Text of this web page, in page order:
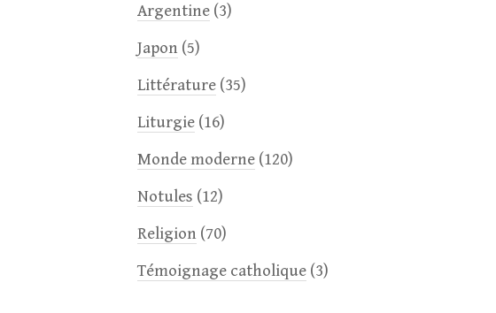
Argentine(3)
Japon (5)
Littérature(35)
Liturgie(16)
Monde moderne(120)
Notules (12)
Religion (70)
Témoignage catholique(3)